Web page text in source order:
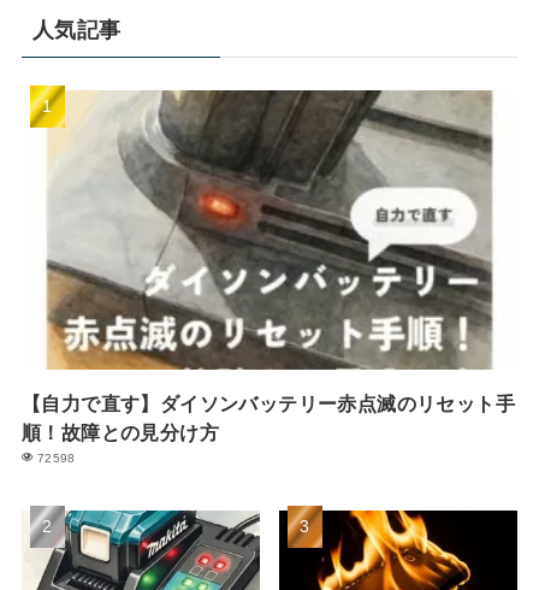
人気記事
【自力で直す】ダイソンバッテリー赤点滅のリセット手
順！故障との見分け方
72598